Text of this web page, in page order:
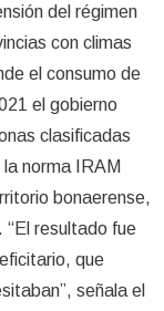
del régimen
con climas
el consumo de
el gobierno
clasificadas
norma IRAM
bonaerense,
“El resultado fue
que
señala el